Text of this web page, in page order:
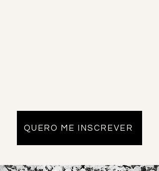
QUERO ME INSCREVER